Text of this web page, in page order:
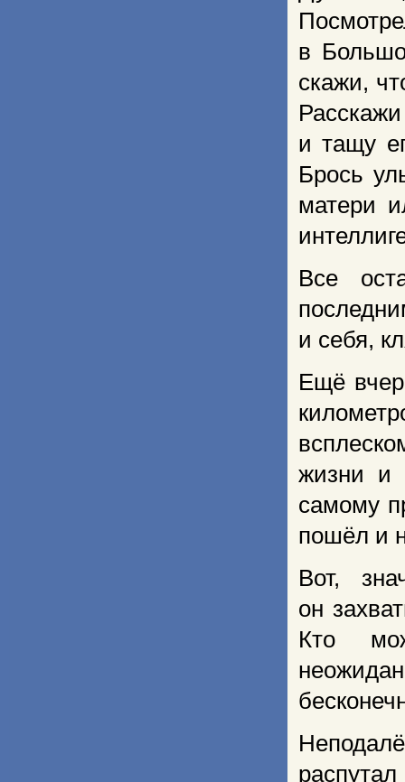
в
скажи,
и тащу
Брось
матери
Все
и себя,
Ещё
жизни и
самому
пошёл и
Вот,
он
Кто